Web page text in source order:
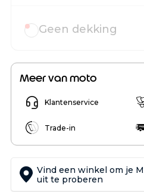
Geen dekking
Meer van moto
Klantenservice
Trade-in
Vind een winkel om je
uit te proberen